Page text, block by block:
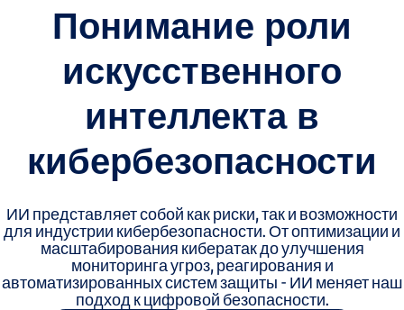
Понимание роли
искусственного
интеллекта в
кибербезопасности
ИИ представляет собой как риски, так и возможности
для индустрии кибербезопасности. От оптимизации и
масштабирования кибератак до улучшения
мониторинга угроз, реагирования и
автоматизированных систем защиты - ИИ меняет наш
подход к цифровой безопасности.